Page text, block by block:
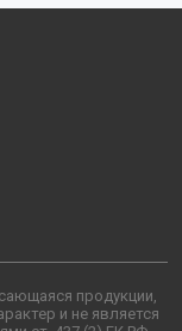
продукции,
и не является